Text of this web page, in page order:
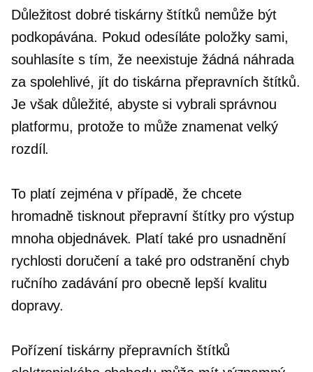
Důležitost dobré tiskárny štítků nemůže být
podkopávána. Pokud odesíláte položky sami,
souhlasíte s tím, že neexistuje žádná náhrada
za spolehlivé, jít dotiskárna přepravních štítků.
Je však důležité, abyste si vybrali správnou
platformu, protože to může znamenat velký
rozdíl.
To platí zejména v případě, že chcete
hromadně tisknout přepravní štítky pro výstup
mnoha objednávek. Platí také pro usnadnění
rychlosti doručení a také pro odstranění chyb
ručního zadávání pro obecně lepší kvalitu
dopravy.
Pořízení tiskárny přepravních štítků